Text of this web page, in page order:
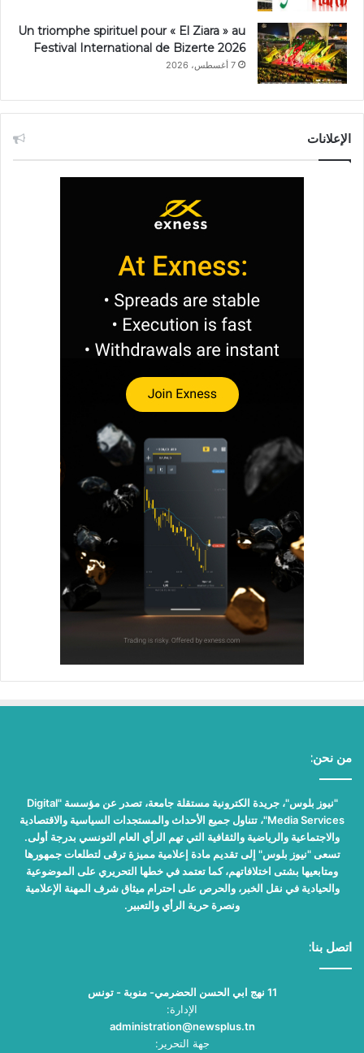
Un triomphe spirituel pour « El Ziara » au
Festival International de Bizerte 2026
7 أغسطس، 2026
الإعلانات
من نحن:
"نيوز بلوس"، جريدة الكترونية مستقلة جامعة، تصدر عن مؤسسة "Digital
Media Services"، تتناول جميع الأحداث والمستجدات السياسية والاقتصادية
والاجتماعية والرياضية والثقافية التي تهم الرأي العام التونسي بدرجة أولى.
تسعى "نيوز بلوس" إلى تقديم مادة إعلامية مميزة ترقى لتطلعات جمهورها
ومتابعيها بشتى اختلافاتهم، كما تعتمد في خطها التحريري على الموضوعية
والحيادية في نقل الخبر، والحرص على احترام ميثاق شرف المهنة الإعلامية
ونصرة حرية الرأي والتعبير.
اتصل بنا:
11 نهج ابي الحسن الحضرمي- منوبة - تونس
الإدارة:
administration@newsplus.tn
جهة التحرير: